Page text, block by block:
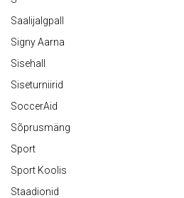
Saalijalgpall
Signy Aarna
Sisehall
Siseturniirid
SoccerAid
Sõprusmäng
Sport
Sport Koolis
Staadionid